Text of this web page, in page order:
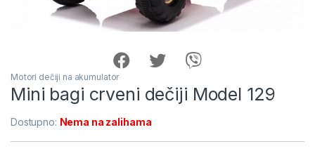
Motori dečiji na akumulator
Mini bagi crveni dečiji Model 129
Dostupno: Nema na zalihama